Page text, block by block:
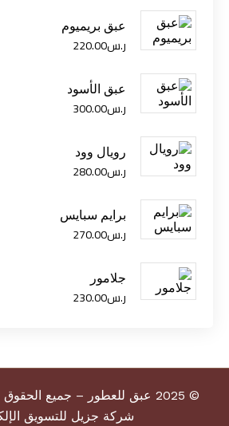
عبق بريميوم
ر.س220.00
عبق الأسود
ر.س300.00
رويال وود
ر.س280.00
برايم سبايس
ر.س270.00
جلامور
ر.س230.00
© 2025 عبق للعطور – جميع الحقوق محفوظة – |
شركة جزيل للتسويق